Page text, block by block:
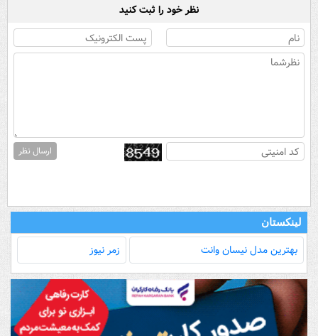
نظر خود را ثبت کنید
ارسال نظر
لینکستان
بهترین مدل‌ نیسان وانت زمر نیوز